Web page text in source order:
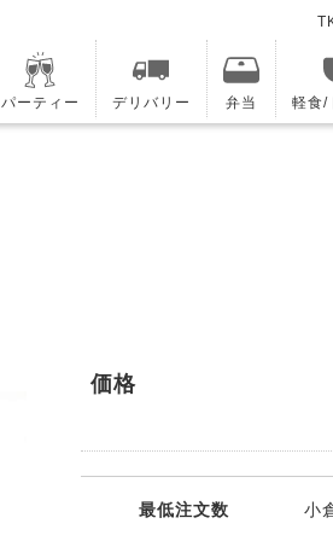
パーティー デリバリー 弁当 軽食/
価格
最低注文数 小